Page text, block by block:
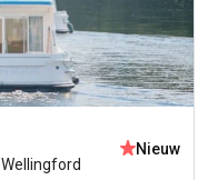
Wellingford
Nieuw